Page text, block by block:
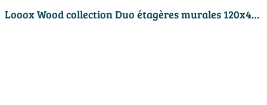
Looox Wood collection Duo étagères murales 120x46cm - 2 pièces - Avec porte-serviettes noir mat - chêne massif gris ancien